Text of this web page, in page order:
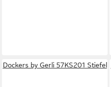
Dockers by Gerli 57KS201 Stiefel